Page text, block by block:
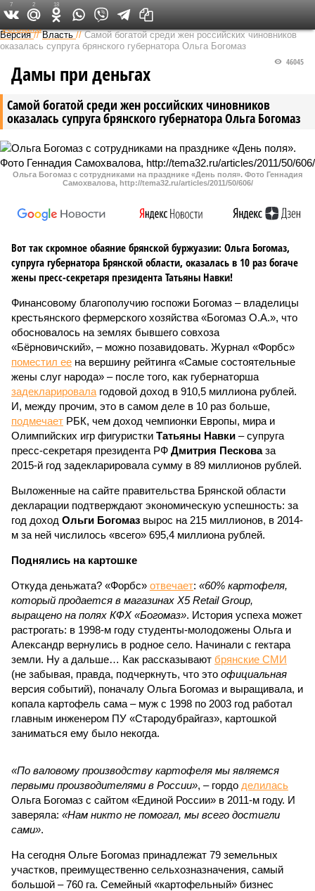
Федеральный выпуск
Версия //Власть //Самой богатой среди жен российских чиновников
оказалась супруга брянского губернатора Ольга Богомаз
Самой богатой среди жен российских чиновников
оказалась супруга брянского губернатора Ольга Богомаз
46045
Дамы при деньгах
Ольга Богомаз с сотрудниками на празднике «День поля». Фото Геннадия
Самохвалова, http://tema32.ru/articles/2011/50/606/
Вот так скромное обаяние брянской буржуазии: Ольга Богомаз,
супруга губернатора Брянской области, оказалась в 10 раз богаче
жены пресс-секретаря президента Татьяны Навки!
Финансовому благополучию госпожи Богомаз – владелицы
крестьянского фермерского хозяйства «Богомаз О.А.», что
обосновалось на землях бывшего совхоза
«Бёрновичский», – можно позавидовать. Журнал «Форбс»
поместил ее на вершину рейтинга «Самые состоятельные
жены слуг народа» – после того, как губернаторша
задекларировала годовой доход в 910,5 миллиона рублей.
И, между прочим, это в самом деле в 10 раз больше,
подмечает РБК, чем доход чемпионки Европы, мира и
Олимпийских игр фигуристки Татьяны Навки – супруга
пресс-секретаря президента РФ Дмитрия Песковаза
2015-й год задекларировала сумму в 89 миллионов рублей.
Выложенные на сайте правительства Брянской области
декларации подтверждают экономическую успешность: за
год доход Ольги Богомаз вырос на 215 миллионов, в 2014-
м за ней числилось «всего» 695,4 миллиона рублей.
Поднялись на картошке
Откуда деньжата? «Форбс» отвечает: «60% картофеля,
который продается в магазинах X5 Retail Group,
выращено на полях КФХ «Богомаз». История успеха может
растрогать: в 1998-м году студенты-молодожены Ольга и
Александр вернулись в родное село. Начинали с гектара
земли. Ну а дальше… Как рассказывают брянские СМИ
(не забывая, правда, подчеркнуть, что это официальная
версия событий), поначалу Ольга Богомаз и выращивала, и
копала картофель сама – муж с 1998 по 2003 год работал
главным инженером ПУ «Стародубрайгаз», картошкой
заниматься ему было некогда.
«По валовому производству картофеля мы являемся
первыми производителями в России», – гордо делилась
Ольга Богомаз с сайтом «Единой России» в 2011-м году. И
заверяла: «Нам никто не помогал, мы всего достигли
сами».
На сегодня Ольге Богомаз принадлежат 79 земельных
участков, преимущественно сельхозназначения, самый
большой – 760 га. Семейный «картофельный» бизнес
7 2 18